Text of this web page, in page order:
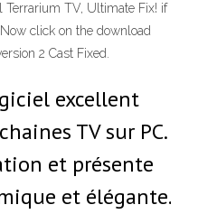
Terrarium TV, Ultimate Fix! if
click on the download
2 Cast Fixed.
excellent
TV sur PC.
et présente
et élégante.